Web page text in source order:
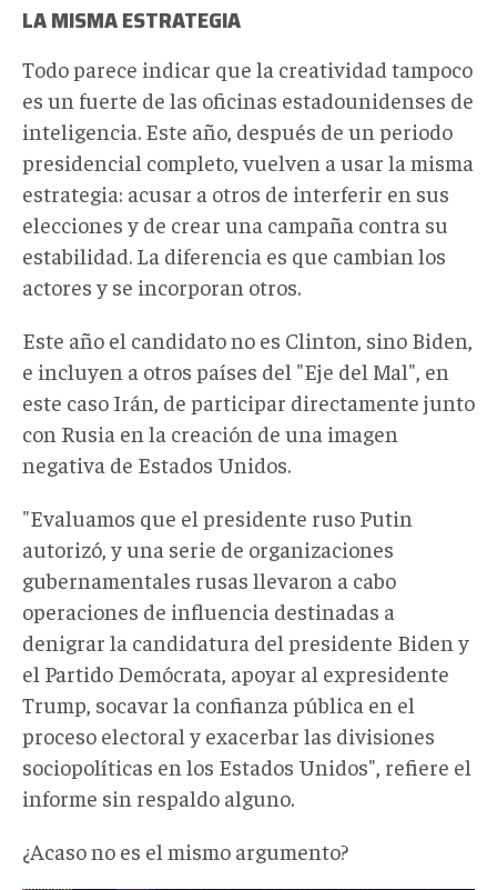
LA MISMA ESTRATEGIA
Todo parece indicar que la creatividad tampoco
es un fuerte de las oficinas estadounidenses de
inteligencia. Este año, después de un periodo
presidencial completo, vuelven a usar la misma
estrategia: acusar a otros de interferir en sus
elecciones y de crear una campaña contra su
estabilidad. La diferencia es que cambian los
actores y se incorporan otros.
Este año el candidato no es Clinton, sino Biden,
e incluyen a otros países del "Eje del Mal", en
este caso Irán, de participar directamente junto
con Rusia en la creación de una imagen
negativa de Estados Unidos.
"Evaluamos que el presidente ruso Putin
autorizó, y una serie de organizaciones
gubernamentales rusas llevaron a cabo
operaciones de influencia destinadas a
denigrar la candidatura del presidente Biden y
el Partido Demócrata, apoyar al expresidente
Trump, socavar la confianza pública en el
proceso electoral y exacerbar las divisiones
sociopolíticas en los Estados Unidos", refiere el
informe sin respaldo alguno.
¿Acaso no es el mismo argumento?